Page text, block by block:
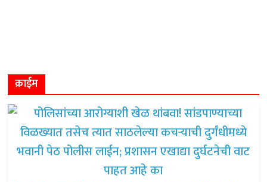
क्राईम